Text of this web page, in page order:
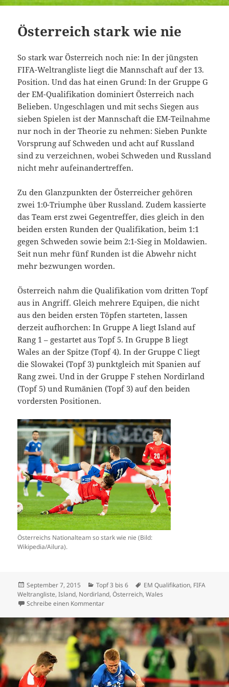
Österreich stark wie nie
So stark war Österreich noch nie: In der jüngsten
FIFA-Weltrangliste liegt die Mannschaft auf der 13.
Position. Und das hat einen Grund: In der Gruppe G
der EM-Qualifikation dominiert Österreich nach
Belieben. Ungeschlagen und mit sechs Siegen aus
sieben Spielen ist der Mannschaft die EM-Teilnahme
nur noch in der Theorie zu nehmen: Sieben Punkte
Vorsprung auf Schweden und acht auf Russland
sind zu verzeichnen, wobei Schweden und Russland
nicht mehr aufeinandertreffen.
Zu den Glanzpunkten der Österreicher gehören
zwei 1:0-Triumphe über Russland. Zudem kassierte
das Team erst zwei Gegentreffer, dies gleich in den
beiden ersten Runden der Qualifikation, beim 1:1
gegen Schweden sowie beim 2:1-Sieg in Moldawien.
Seit nun mehr fünf Runden ist die Abwehr nicht
mehr bezwungen worden.
Österreich nahm die Qualifikation vom dritten Topf
aus in Angriff. Gleich mehrere Equipen, die nicht
aus den beiden ersten Töpfen starteten, lassen
derzeit aufhorchen: In Gruppe A liegt Island auf
Rang 1 – gestartet aus Topf 5. In Gruppe B liegt
Wales an der Spitze (Topf 4). In der Gruppe C liegt
die Slowakei (Topf 3) punktgleich mit Spanien auf
Rang zwei. Und in der Gruppe F stehen Nordirland
(Topf 5) und Rumänien (Topf 3) auf den beiden
vordersten Positionen.
Österreichs Nationalteam so stark wie nie (Bild:
Wikipedia/Ailura).
Veröffentlicht
am
September 7, 2015 Kategorien
Topf 3 bis 6 Schlagwörter
EM Qualifikation, FIFA
Weltrangliste,Island, Nordirland,Österreich,Wales
Schreibe einen Kommentarzu Österreich stark wie nie